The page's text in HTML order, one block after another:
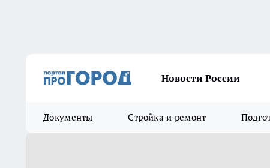
Новости России
Документы Стройка и ремонт